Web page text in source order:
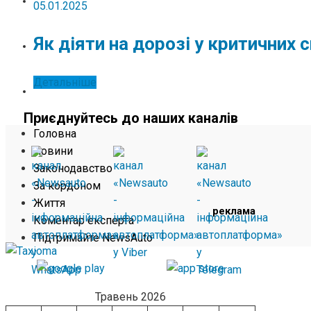
КОМЕНТАР ЕКСПЕРТА
ПІДТРИМАЙТЕ NEWSAUTO
Головна
Новини
Законодавство
За кордоном
Життя
Коментар експерта
Підтримайте NewsAuto
05.01.2025
Як діяти на дорозі у критичних
Детальніше
Приєднуйтесь до наших каналів
реклама
Травень 2026